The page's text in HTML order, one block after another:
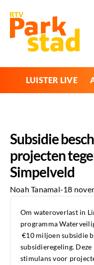
LUISTER LIVE
Subsidie
projecten
Simpelveld
Noah Tanamal-18
Om wateroverlast in
programma
€10 miljoen subsidie
subsidieregeling.
stimulans voor